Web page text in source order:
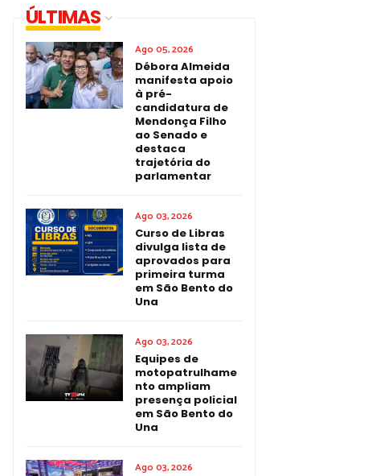
ÚLTIMAS
Ago 05, 2026
Débora Almeida
manifesta apoio
à pré-
candidatura de
Mendonça Filho
ao Senado e
destaca
trajetória do
parlamentar
Ago 03, 2026
Curso de Libras
divulga lista de
aprovados para
primeira turma
em São Bento do
Una
Ago 03, 2026
Equipes de
motopatrulhame
nto ampliam
presença policial
em São Bento do
Una
Ago 03, 2026